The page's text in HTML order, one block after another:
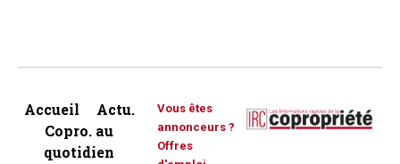
Accueil
Actu.
Copro. au
quotidien
Vous êtes
annonceurs ?
Offres